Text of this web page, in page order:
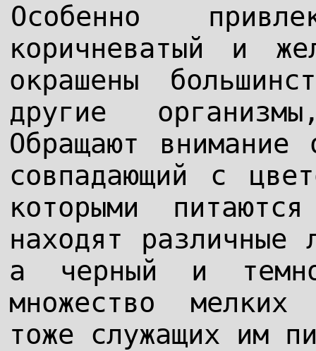
Особенно
коричневатый и
окрашены
другие
Обращают
совпадающий с
которыми
находят различные
а черный и
множество мелких
тоже служащих им